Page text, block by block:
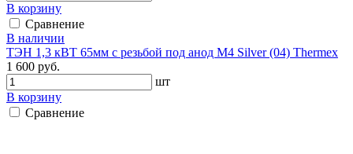
В корзину
Сравнение
В наличии
ТЭН 1,3 кВТ 65мм c резьбой под анод М4 Silver (04) Thermex
1 600 руб.
шт
В корзину
Сравнение